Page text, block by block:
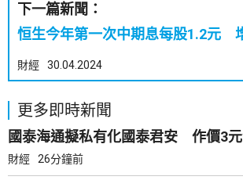
下一篇新聞：
恒生今年第一次中期息每股1.2元
財經 30.04.2024
更多即時新聞
國泰海通擬私有化國泰君安 作價3元
財經 26分鐘前